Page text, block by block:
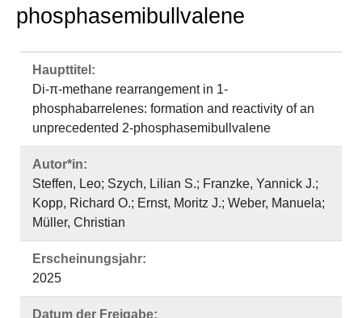
phosphasemibullvalene
Haupttitel:
Di-π-methane rearrangement in 1-
phosphabarrelenes: formation and reactivity of an
unprecedented 2-phosphasemibullvalene
Autor*in:
Steffen, Leo; Szych, Lilian S.; Franzke, Yannick J.;
Kopp, Richard O.; Ernst, Moritz J.; Weber, Manuela;
Müller, Christian
Erscheinungsjahr:
2025
Datum der Freigabe: